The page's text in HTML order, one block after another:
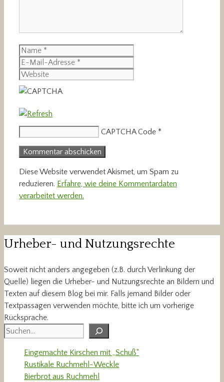
Name
CAPTCHA Code *
Diese Website verwendet Akismet, um Spam zu
reduzieren. Erfahre, wie deine Kommentardaten
verarbeitet werden.
Urheber- und Nutzungsrechte
Soweit nicht anders angegeben (z.B. durch Verlinkung der
Quelle) liegen die Urheber- und Nutzungsrechte an Bildern und
Texten auf diesem Blog bei mir. Falls jemand Bilder oder
Textpassagen verwenden möchte, bitte ich um vorherige
Rücksprache.
Suchen
Eingemachte Kirschen mit „Schuß“
Rustikale Ruchmehl-Weckle
Bierbrot aus Ruchmehl